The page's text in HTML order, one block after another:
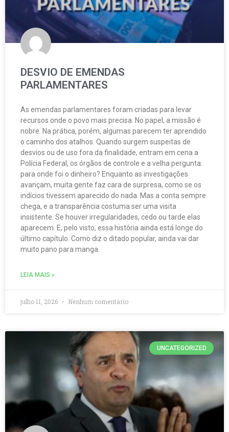
DESVIO DE EMENDAS
PARLAMENTARES
As emendas parlamentares foram criadas para levar
recursos onde o povo mais precisa. No papel, a missão é
nobre. Na prática, porém, algumas parecem ter aprendido
o caminho dos atalhos. Quando surgem suspeitas de
desvios ou de uso fora da finalidade, entram em cena a
Polícia Federal, os órgãos de controle e a velha pergunta:
para onde foi o dinheiro? Enquanto as investigações
avançam, muita gente faz cara de surpresa, como se os
indícios tivessem aparecido do nada. Mas a conta sempre
chega, e a transparência costuma ser uma visita
insistente. Se houver irregularidades, cedo ou tarde elas
aparecem. E, pelo visto, essa história ainda está longe do
último capítulo. Como diz o ditado popular, ainda vai dar
muito pano para manga.
LEIA MAIS »
julho 11, 2026 Nenhum comentário
UNCATEGORIZED